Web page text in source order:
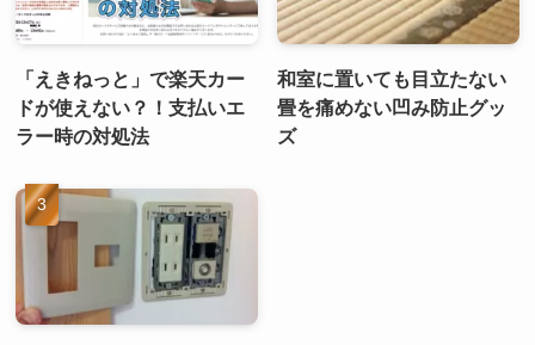
「えきねっと」で楽天カー
ドが使えない？！支払いエ
ラー時の対処法
和室に置いても目立たない
畳を痛めない凹み防止グッ
ズ